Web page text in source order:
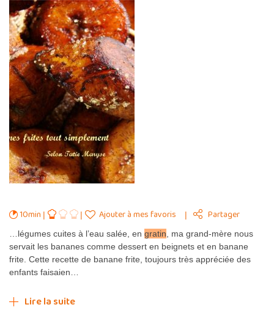
10min Ajouter à mes favoris Partager
…légumes cuites à l’eau salée, en gratin , ma grand-mère nous
servait les bananes comme dessert en beignets et en banane
frite. Cette recette de banane frite, toujours très appréciée des
enfants faisaien…
Lire la suite